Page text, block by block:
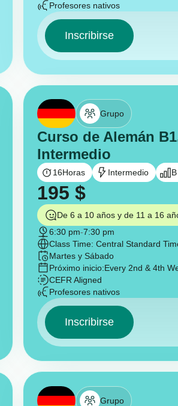
Profesores nativos
Inscribirse
Grupo
Curso de Alemán
Intermedio
16Horas Intermedio
195$
De 6 a 10 años y de 11 a 16
6:30 pm-7:30 pm
Class Time: Central Standard
Martes y Sábado
Próximo inicio:Every 2nd & 4th
CEFR Aligned
Profesores nativos
Inscribirse
Grupo